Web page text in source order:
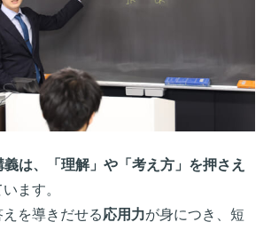
は、「理解」や「考え方」を押さえ
ます。
を導きだせる応用力が身につき、短